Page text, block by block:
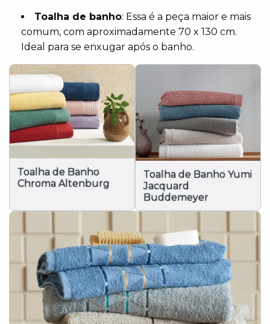
Toalha de banho: Essa é a peça maior e mais
comum, com aproximadamente 70 x 130 cm.
Ideal para se enxugar após o banho.
Toalha de Banho
Chroma Altenburg
Toalha de Banho Yumi
Jacquard
Buddemeyer